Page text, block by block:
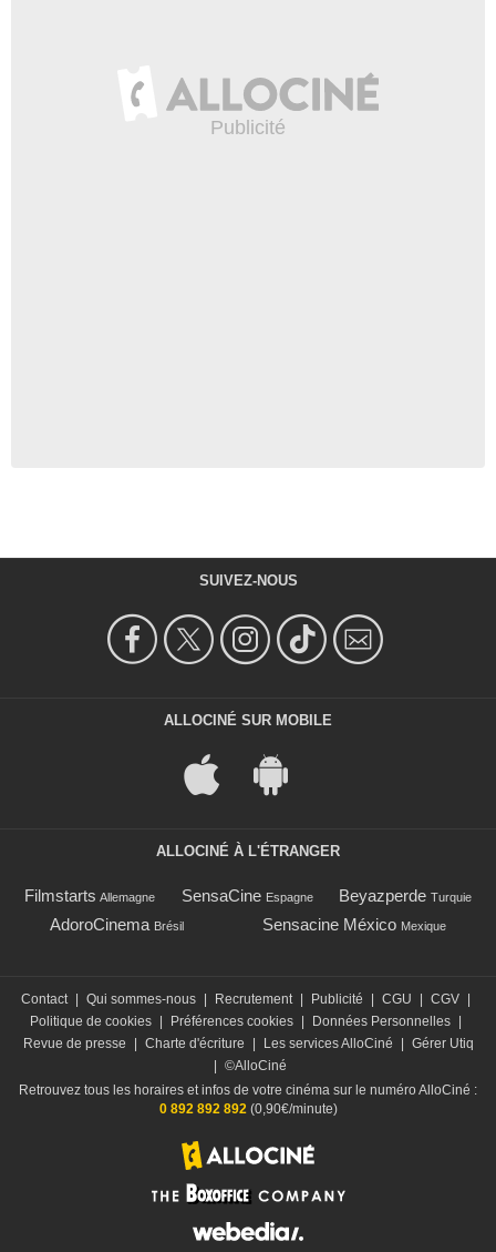
SUIVEZ-NOUS
ALLOCINÉ SUR MOBILE
ALLOCINÉ À L'ÉTRANGER
Filmstarts Allemagne SensaCine Espagne Beyazperde Turquie
AdoroCinema Brésil Sensacine México Mexique
Contact Qui sommes-nous Recrutement Publicité CGU CGV
Politique de cookies
Préférences cookies Données Personnelles
Revue de presse
Charte d'écriture Les services AlloCiné
Gérer Utiq
©AlloCiné
Retrouvez tous les horaires et infos de votre cinéma sur le numéro AlloCiné :
0 892 892 892(0,90€/minute)